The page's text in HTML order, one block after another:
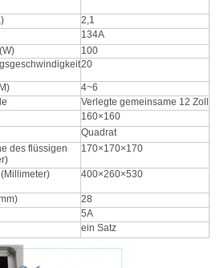
2,1
134A
100
20
4~6
Verlegte gemeinsame 12 Zoll
160×160
Quadrat
des flüssigen
170×170×170
400×260×530
28
5A
ein Satz